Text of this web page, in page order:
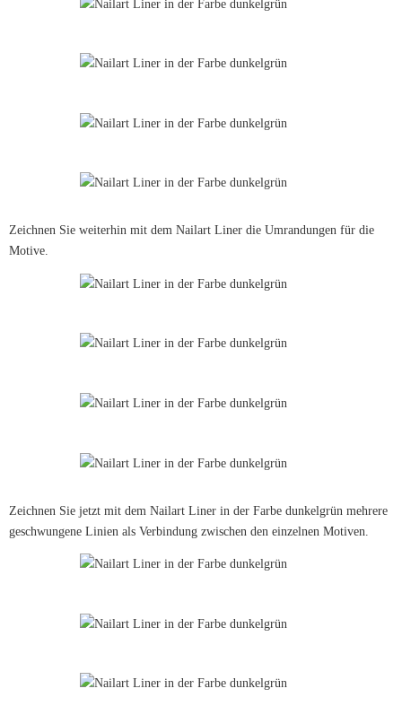
Zeichnen Sie weiterhin mit dem Nailart Liner die Umrandungen für die
Motive.
Zeichnen Sie jetzt mit dem Nailart Liner in der Farbe dunkelgrün mehrere
geschwungene Linien als Verbindung zwischen den einzelnen Motiven.